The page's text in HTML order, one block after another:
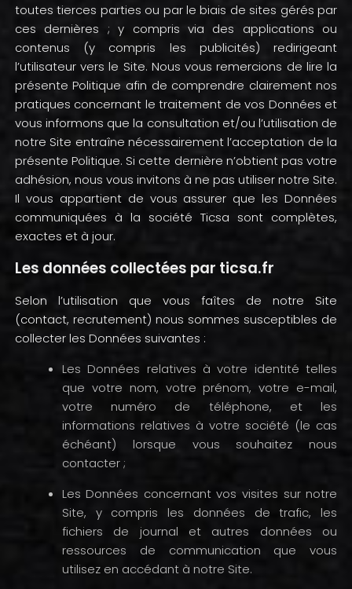
toutes tierces parties ou par le biais de sites gérés par
ces dernières ; y compris via des applications ou
contenus (y compris les publicités) redirigeant
l’utilisateur vers le Site. Nous vous remercions de lire la
présente Politique afin de comprendre clairement nos
pratiques concernant le traitement de vos Données et
vous informons que la consultation et/ou l’utilisation de
notre Site entraîne nécessairement l’acceptation de la
présente Politique. Si cette dernière n’obtient pas votre
adhésion, nous vous invitons à ne pas utiliser notre Site.
Il vous appartient de vous assurer que les Données
communiquées à la société Ticsa sont complètes,
exactes et à jour.
Les données collectées par ticsa.fr
Selon l’utilisation que vous faîtes de notre Site
(contact, recrutement) nous sommes susceptibles de
collecter les Données suivantes :
Les Données relatives à votre identité telles
que votre nom, votre prénom, votre e-mail,
votre numéro de téléphone, et les
informations relatives à votre société (le cas
échéant) lorsque vous souhaitez nous
contacter ;
Les Données concernant vos visites sur notre
Site, y compris les données de trafic, les
fichiers de journal et autres données ou
ressources de communication que vous
utilisez en accédant à notre Site.